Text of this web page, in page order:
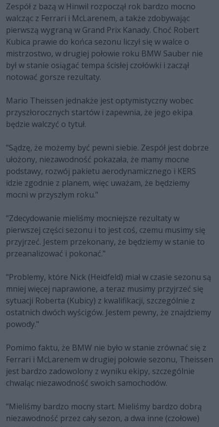
Zespół z bazą w Hinwil rozpoczął rok bardzo mocno
walcząc z Ferrari i McLarenem, a także zdobywając
pierwszą wygraną w Grand Prix Kanady. Choć Robert
Kubica prawie do końca sezonu liczył się w walce o
mistrzostwo, w drugiej połowie roku BMW Sauber nie
był w stanie osiągać tempa ścisłej czołówki i zaczął
notować gorsze rezultaty.
Mario Theissen jednakże jest optymistyczny wobec
przyszłorocznych startów i zapewnia, że jego ekipa
będzie walczyć o tytuł.
"Sądzę, że możemy być pewni siebie. Zespół jest dobrze
ułożony, niezawodność pokazała, że mamy mocne
podstawy, rozwój pakietu aerodynamicznego i KERS
idzie zgodnie z planem, więc uważam, że będziemy
mocni w przyszłym roku."
"Zdecydowanie mieliśmy mocniejsze rezultaty w
pierwszej części sezonu i to jest coś, czemu musimy się
przyjrzeć. Jestem przekonany, że będziemy w stanie to
przeanalizować i pokonać."
"Problemy, które Nick (Heidfeld) miał w czasie sezonu są
mniej więcej naprawione, a teraz musimy przyjrzeć się
sytuacji Roberta (Kubicy) z kwalifikacji, szczególnie z
ostatnich dwóch wyścigów. Jestem pewny, że znajdziemy
powody."
Pomimo faktu, że BMW nie było w stanie zrównać się z
Ferrari i McLarenem w drugiej połowie sezonu, Theissen
jest bardzo zadowolony z wyniku ekipy, szczególnie
chwaląc niezawodność swoich samochodów.
"Mieliśmy bardzo mocny start. Mieliśmy bardzo dobrą
niezawodność przez cały sezon, a dwa inne (czołowe)